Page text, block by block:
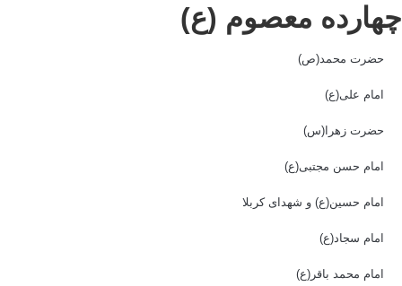
معصوم (ع)
حضرت محمد(ص)
امام علی(ع)
حضرت زهرا(س)
امام حسن مجتبی(ع)
امام حسین(ع) و شهدای کربلا
امام سجاد(ع)
امام محمد باقر(ع)